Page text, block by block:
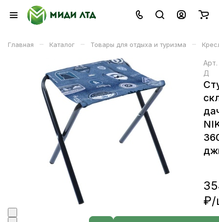
Главная – Каталог – Товары для отдыха и туризма –
Арт.
Д
₽/